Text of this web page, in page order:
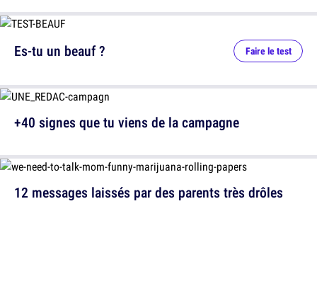
12 messages laissés par des parents très drôles
Es-tu un beauf ? Faire le test
+40 signes que tu viens de la campagne